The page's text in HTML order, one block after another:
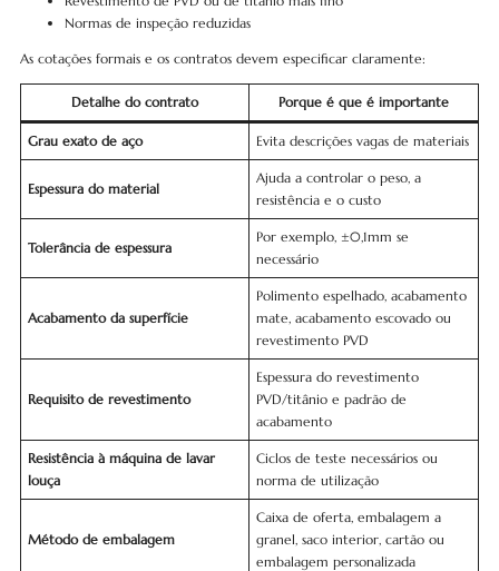
Normas de inspeção reduzidas
As cotações formais e os contratos devem especificar claramente:
Detalhe do contrato Porque é que é importante
Grau exato de aço Evita descrições vagas de materiais
Espessura do material
Ajuda a controlar o peso, a
resistência e o custo
Tolerância de espessura
Por exemplo, ±0,1mm se
necessário
Acabamento da superfície
Polimento espelhado, acabamento
mate, acabamento escovado ou
revestimento PVD
Requisito de revestimento
Espessura do revestimento
PVD/titânio e padrão de
acabamento
Resistência à máquina de lavar
louça
Ciclos de teste necessários ou
norma de utilização
Método de embalagem
Caixa de oferta, embalagem a
granel, saco interior, cartão ou
embalagem personalizada